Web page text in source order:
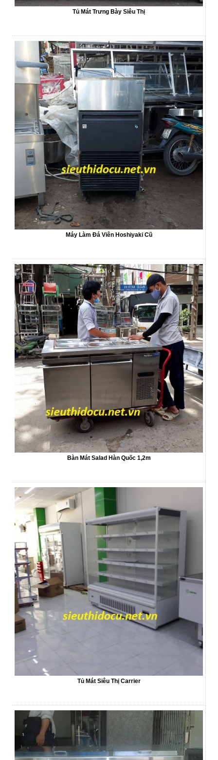
Tủ Mát Trưng Bày Siêu Thị
Máy Làm Đá Viên Hoshiyaki Cũ
Bàn Mát Salad Hàn Quốc 1,2m
Tủ Mát Siêu Thị Carrier